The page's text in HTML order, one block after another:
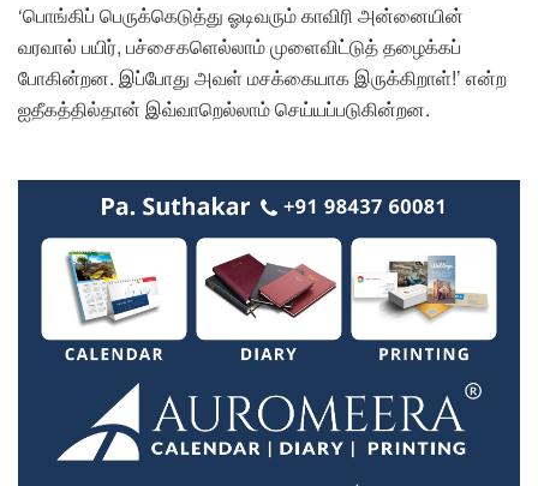
‘பொங்கிப் பெருக்கெடுத்து ஓடிவரும் காவிரி அன்னையின்
வரவால் பயிர், பச்சைகளெல்லாம் முளைவிட்டுத் தழைக்கப்
போகின்றன. இப்போது அவள் மசக்கையாக இருக்கிறாள்!’ என்ற
ஐதீகத்தில்தான் இவ்வாறெல்லாம் செய்யப்படுகின்றன.